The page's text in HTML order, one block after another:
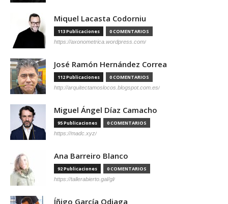
Miquel Lacasta Codorniu
113 Publicaciones 0 COMENTARIOS
https://axonometrica.wordpress.com/
José Ramón Hernández Correa
112 Publicaciones 0 COMENTARIOS
http://arquitectamoslocos.blogspot.com.es/
Miguel Ángel Díaz Camacho
95 Publicaciones 0 COMENTARIOS
https://madc.xyz/
Ana Barreiro Blanco
92 Publicaciones 0 COMENTARIOS
https://tallerabierto.gal/gl/
Íñigo García Odiaga